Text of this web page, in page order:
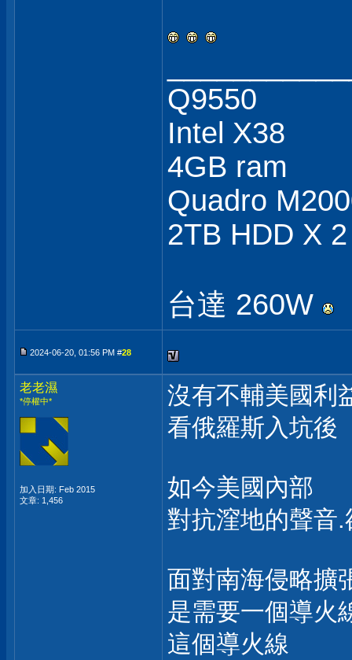
Q9550
Intel X38
4GB ram
Quadro
2TB HDD X
台達 260W
2024-06-20, 01:56 PM #28
老老濕
*停權中*
加入日期: Feb 2015
文章: 1,456
沒有不輔美國利
看俄羅斯入坑後
如今美國內部
對抗漥地的聲音
面對南海侵略擴
是需要一個導火
這個導火線